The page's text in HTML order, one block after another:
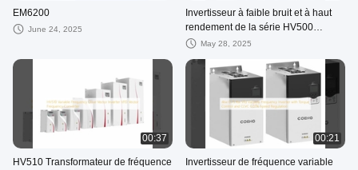
EM6200
June 24, 2025
Invertisseur à faible bruit et à haut
rendement de la série HV500
destiné aux systèmes d'énergie
May 28, 2025
00:37
HV510 Transformateur de fréquence
00:21
Invertisseur de fréquence variable